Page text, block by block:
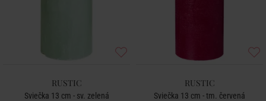
RUSTIC
Sviečka 13 cm - sv. zelená
RUSTIC
Sviečka 13 cm - tm. červená